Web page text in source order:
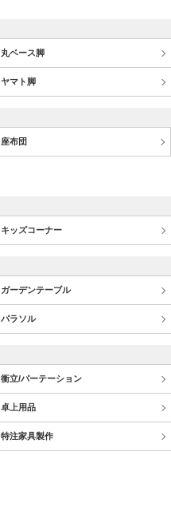
丸ベース脚
ヤマト脚
座布団
キッズコーナー
ガーデンテーブル
パラソル
衝立/パーテーション
卓上用品
特注家具製作